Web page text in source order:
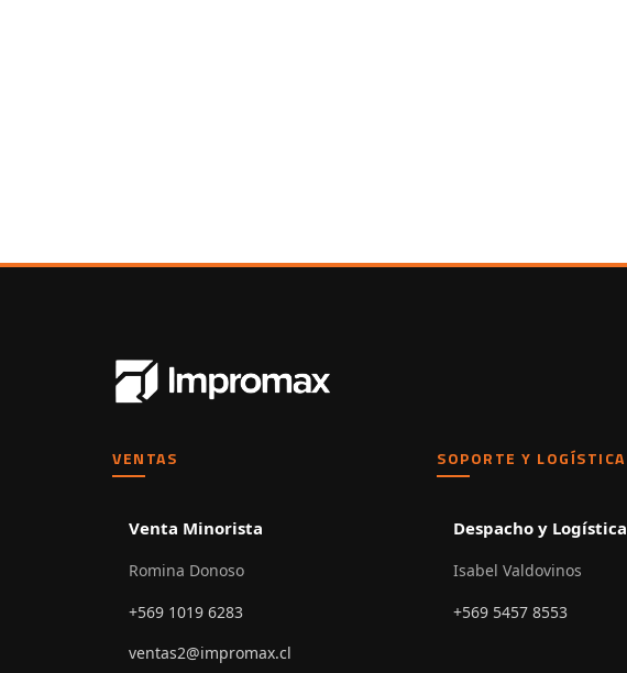
VENTAS
Venta Minorista
Romina Donoso
+569 1019 6283
ventas2@impromax.cl
SOPORTE Y LOGÍSTICA
Despacho y Logística
Isabel Valdovinos
+569 5457 8553